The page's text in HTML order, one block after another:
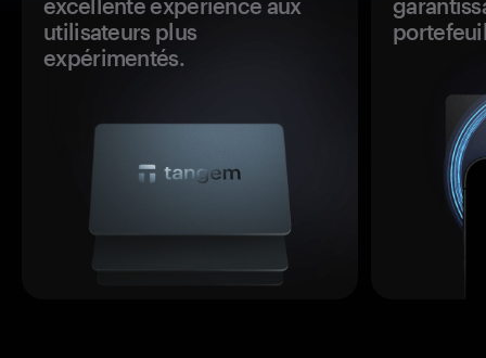
excellente expérience aux
utilisateurs plus
expérimentés.